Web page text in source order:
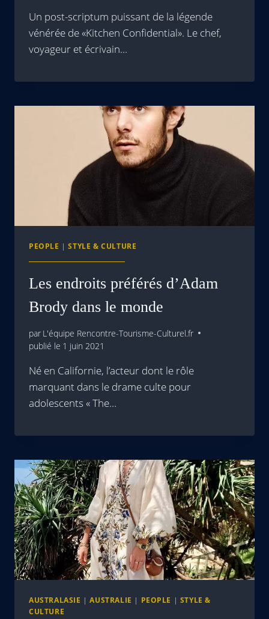
Un post-scriptum puissant de la légende
vénérée de «Kitchen Confidential». Le chef,
voyageur et écrivain…
PEOPLE |STYLE & CULTURE
Les endroits préférés d’Adam
Brody dans le monde
par L'équipe Rencontre-Tourisme-Culturel.fr
publié le 1 juin 2021
Né en Californie, l’acteur dont le rôle
marquant dans le drame culte pour
adolescents « The…
AUSTRALASIE |AUSTRALIE | PEOPLE | STYLE &
CULTURE